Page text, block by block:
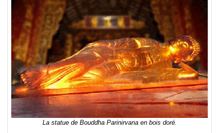
La statue de Bouddha Parinirvana en bois doré.